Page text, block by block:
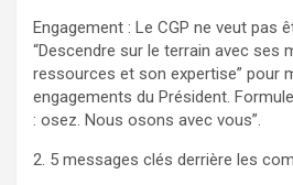
Engagement : Le CGP ne veut pas
“Descendre sur le terrain avec ses
ressources et son expertise” pour
engagements du Président.
: osez. Nous osons avec vous”.
2. 5 messages clés derrière les